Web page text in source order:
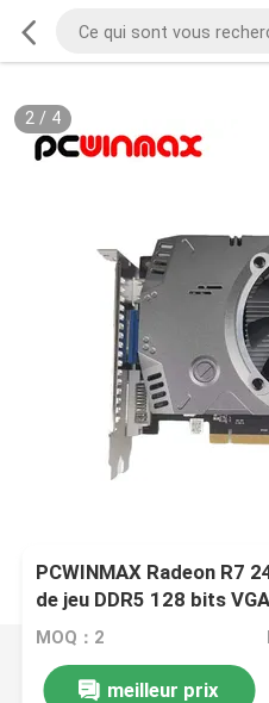
2/ 4
PCWINMAX Radeon R7
de jeu DDR5 128 bits
unique
MOQ：2
meilleur prix